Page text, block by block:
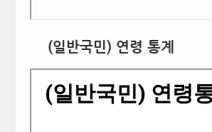
(일반국민) 연령 통계